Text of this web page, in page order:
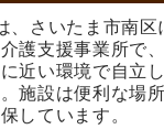
、さいたま市南
護支援事業所で
近い環境で自立
施設は便利な場
しています。